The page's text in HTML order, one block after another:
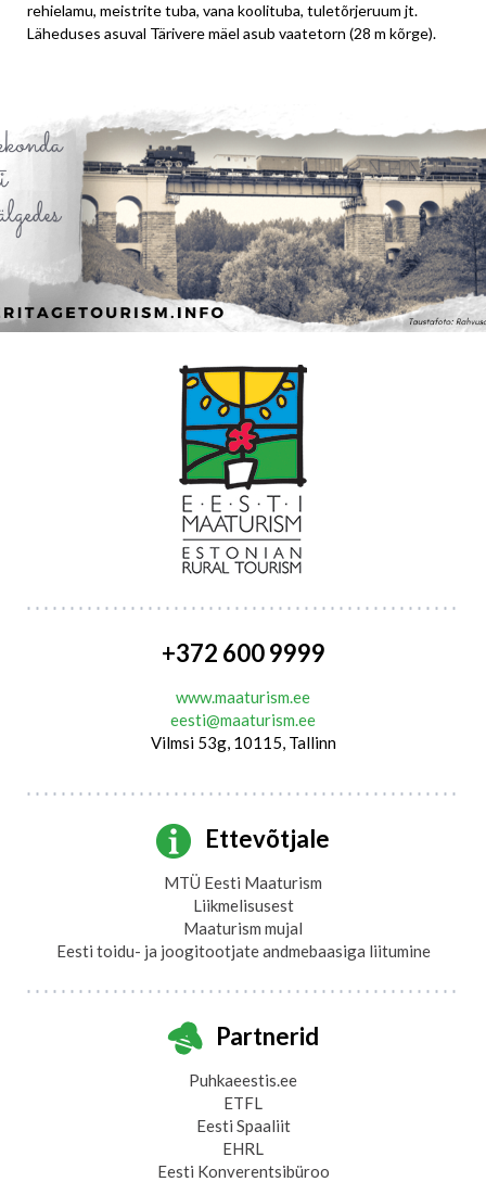
rehielamu, meistrite tuba, vana koolituba, tuletõrjeruum jt.
Läheduses asuval Tärivere mäel asub vaatetorn (28 m kõrge).
+372 600 9999
www.maaturism.ee
eesti@maaturism.ee
Vilmsi 53g, 10115, Tallinn
Ettevõtjale
MTÜ Eesti Maaturism
Liikmelisusest
Maaturism mujal
Eesti toidu- ja joogitootjate andmebaasiga liitumine
Partnerid
Puhkaeestis.ee
ETFL
Eesti Spaaliit
EHRL
Eesti Konverentsibüroo